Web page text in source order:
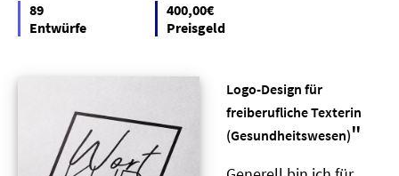
89
Entwürfe
400,00€
Preisgeld
Logo-Design für
freiberufliche Texterin
(Gesundheitswesen)"